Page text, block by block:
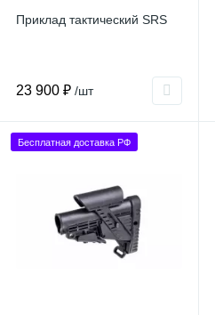
Приклад тактический SRS
23 900 ₽ /шт
Бесплатная доставка РФ